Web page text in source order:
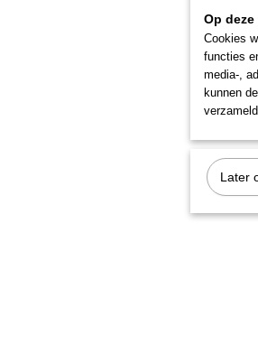
Op
Cookies
functies
media-,
kunnen
Later